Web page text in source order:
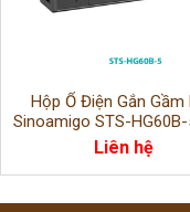
Hộp Ổ Điện Gắn Gầm
Sinoamigo STS-
60cm, Tích Hợp Điện &
Lắp Dưới Bàn
Liên hệ